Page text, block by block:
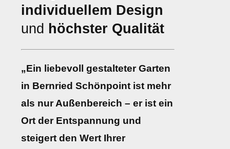
individuellem Design
und höchster Qualität
„Ein liebevoll gestalteter Garten
in Bernried Schönpoint ist mehr
als nur Außenbereich – er ist ein
Ort der Entspannung und
steigert den Wert Ihrer